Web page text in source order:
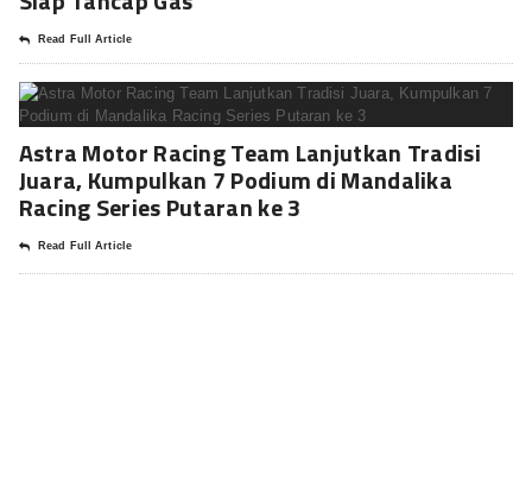
Read Full Article
Astra Motor Racing Team Lanjutkan Tradisi
Juara, Kumpulkan 7 Podium di Mandalika
Racing Series Putaran ke 3
Read Full Article